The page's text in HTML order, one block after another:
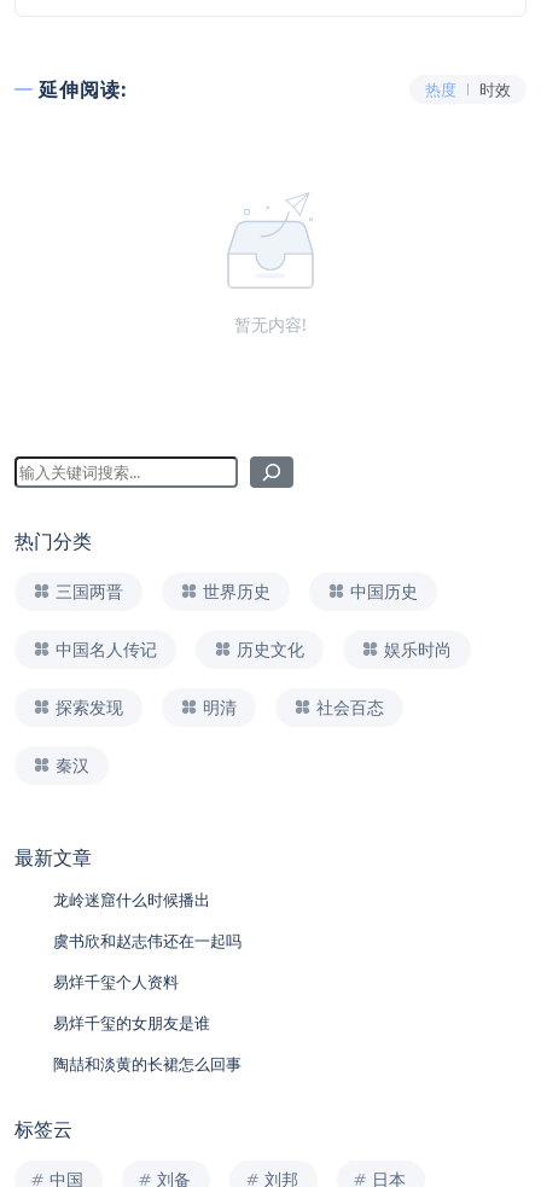
延伸阅读: 热度 时效
暂无内容!
热门分类
三国两晋 世界历史 中国历史
中国名人传记 历史文化 娱乐时尚
探索发现 明清 社会百态
秦汉
最新文章
龙岭迷窟什么时候播出
虞书欣和赵志伟还在一起吗
易烊千玺个人资料
易烊千玺的女朋友是谁
陶喆和淡黄的长裙怎么回事
标签云
中国 刘备 刘邦 日本